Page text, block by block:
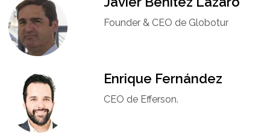
Founder & CEO de Globotur​
Enrique Fernández
CEO de Efferson.